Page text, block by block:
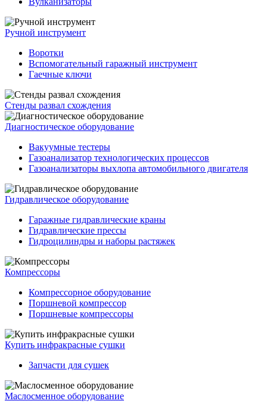
Ручной инструмент
Воротки
Вспомогательный гаражный инструмент
Гаечные ключи
Стенды развал схождения
Диагностическое оборудование
Вакуумные тестеры
Газоанализатор технологических процессов
Газоанализаторы выхлопа автомобильного двигателя
Гидравлическое оборудование
Гаражные гидравлические краны
Гидравлические прессы
Гидроцилиндры и наборы растяжек
Компрессоры
Компрессорное оборудование
Поршневой компрессор
Поршневые компрессоры
Купить инфракрасные сушки
Запчасти для сушек
Маслосменное оборудование